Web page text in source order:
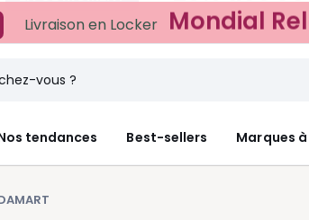
Livraison en Locker Mondial
tendances Best-sellers Marques